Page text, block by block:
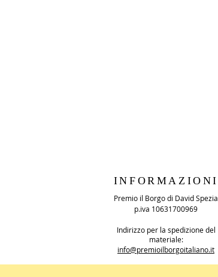
INFORMAZIONI
Premio il Borgo di David Spezia
p.iva 10631700969
Indirizzo per la spedizione del
materiale:
info@premioilborgoitaliano.it